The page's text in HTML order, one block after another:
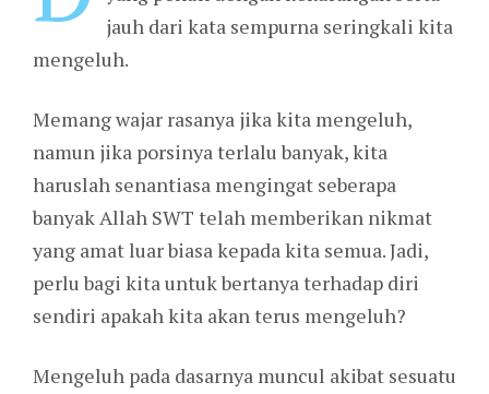
jauh dari kata sempurna seringkali kita
mengeluh.
Memang wajar rasanya jika kita mengeluh,
namun jika porsinya terlalu banyak, kita
haruslah senantiasa mengingat seberapa
banyak Allah SWT telah memberikan nikmat
yang amat luar biasa kepada kita semua. Jadi,
perlu bagi kita untuk bertanya terhadap diri
sendiri apakah kita akan terus mengeluh?
Mengeluh pada dasarnya muncul akibat sesuatu